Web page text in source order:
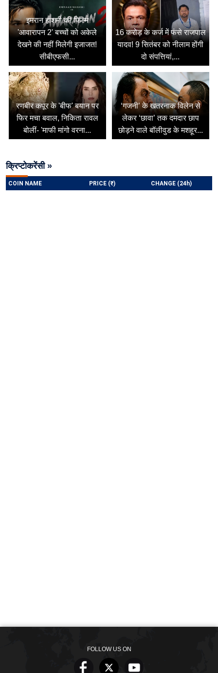
इमरान हाशमी की फिल्म
'आवारापन 2' बच्चों को अकेले
देखने की नहीं मिलेगी इजाजत!
सीबीएफसी...
16 करोड़ के कर्ज में फंसे राजपाल
यादव! 9 सितंबर को नीलाम होंगी
दो संपत्तियां,...
रणबीर कपूर के 'बीफ' बयान पर
फिर मचा बवाल, निकिता रावल
बोलीं- 'माफी मांगो वरना...
‘गजनी’ के खतरनाक विलेन से
लेकर ‘छावा’ तक दमदार छाप
छोड़ने वाले बॉलीवुड के मशहूर...
क्रिप्टोकरेंसी »
FOLLOW US ON